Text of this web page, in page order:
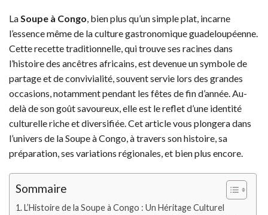
LaSoupe à Congo, bien plus qu’un simple plat, incarne
l’essence même de la culture gastronomique guadeloupéenne.
Cette recette traditionnelle, qui trouve ses racines dans
l’histoire des ancêtres africains, est devenue un symbole de
partage et de convivialité, souvent servie lors des grandes
occasions, notamment pendant les fêtes de fin d’année. Au-
delà de son goût savoureux, elle est le reflet d’une identité
culturelle riche et diversifiée. Cet article vous plongera dans
l’univers de la Soupe à Congo, à travers son histoire, sa
préparation, ses variations régionales, et bien plus encore.
Sommaire
L’Histoire de la Soupe à Congo : Un Héritage Culturel